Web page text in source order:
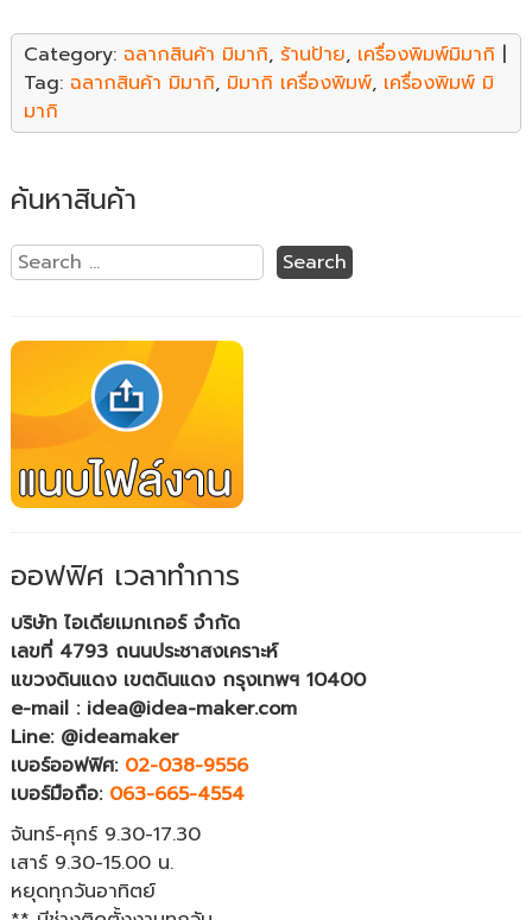
Category: ฉลากสินค้า มิมากิ, ร้านป้าย, เครื่องพิมพ์มิมากิ |
Tag: ฉลากสินค้า มิมากิ, มิมากิ เครื่องพิมพ์, เครื่องพิมพ์ มิ
มากิ
ค้นหาสินค้า
ออฟฟิศ เวลาทำการ
บริษัท ไอเดียเมกเกอร์ จำกัด
เลขที่ 4793 ถนนประชาสงเคราะห์
แขวงดินแดง เขตดินแดง กรุงเทพฯ 10400
e-mail : idea@idea-maker.com
Line: @ideamaker
เบอร์ออฟฟิศ: 02-038-9556
เบอร์มือถือ: 063-665-4554
จันทร์-ศุกร์ 9.30-17.30
เสาร์ 9.30-15.00 น.
หยุดทุกวันอาทิตย์